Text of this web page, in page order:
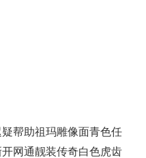
帮助祖玛雕像面青色任
网通靓装传奇白色虎齿